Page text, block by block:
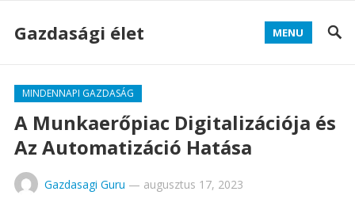
Gazdasági élet MENU
MINDENNAPI GAZDASÁG
A Munkaerőpiac Digitalizációja és
Az Automatizáció Hatása
Gazdasagi Guru — augusztus 17, 2023